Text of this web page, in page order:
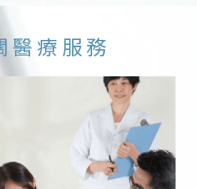
醫療服務